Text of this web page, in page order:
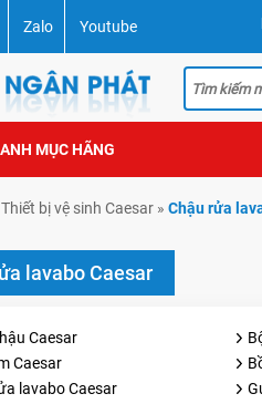
Zalo Youtube
MỤC HÃNG
Thiết bị vệ sinh Caesar » Chậu rửa
lavabo Caesar
Caesar
Caesar
lavabo Caesar